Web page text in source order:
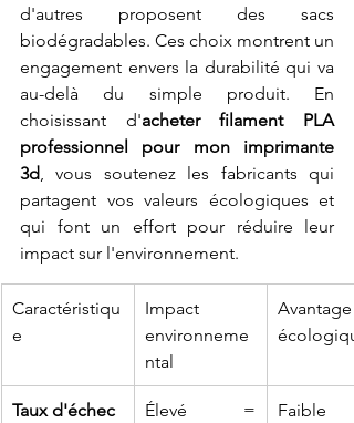
d'autres proposent des sacs
biodégradables. Ces choix montrent un
engagement envers la durabilité qui va
au-delà du simple produit. En
choisissant d'acheter filament PLA
professionnel pour mon imprimante
3d, vous soutenez les fabricants qui
partagent vos valeurs écologiques et
qui font un effort pour réduire leur
impact sur l'environnement.
Caractéristiqu
e
Impact
environneme
ntal
Avantage
Taux d'échec
Élevé =